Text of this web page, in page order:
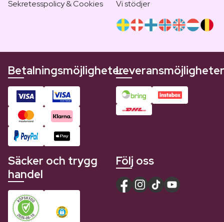
Sekretesspolicy & Cookies
Vi stödjer
BetalningsmöjligheterLeveransmöjligheter
Säcker och trygg
handel
Följ oss